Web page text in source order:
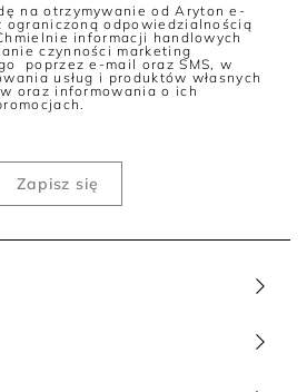
spośród podobnych looków i poczuć
nowej odsłonie, sukienka z
to wybór, który na pewno Cię nie
będziesz nosić “tego, co wszyscy”.
styl, który stworzy idealną
na ślub lub wesele? To
kolory będą pasować na śluby i
piękno jedwabiu w pełnej
na lato
uzupełnienie letnich stylizacji i
na otrzymywanie od Aryton e-
ograniczoną odpowiedzialnością
informacji handlowych
czynności marketing
poprzez e-mail oraz SMS, w
usług i produktów własnych
oraz informowania o ich